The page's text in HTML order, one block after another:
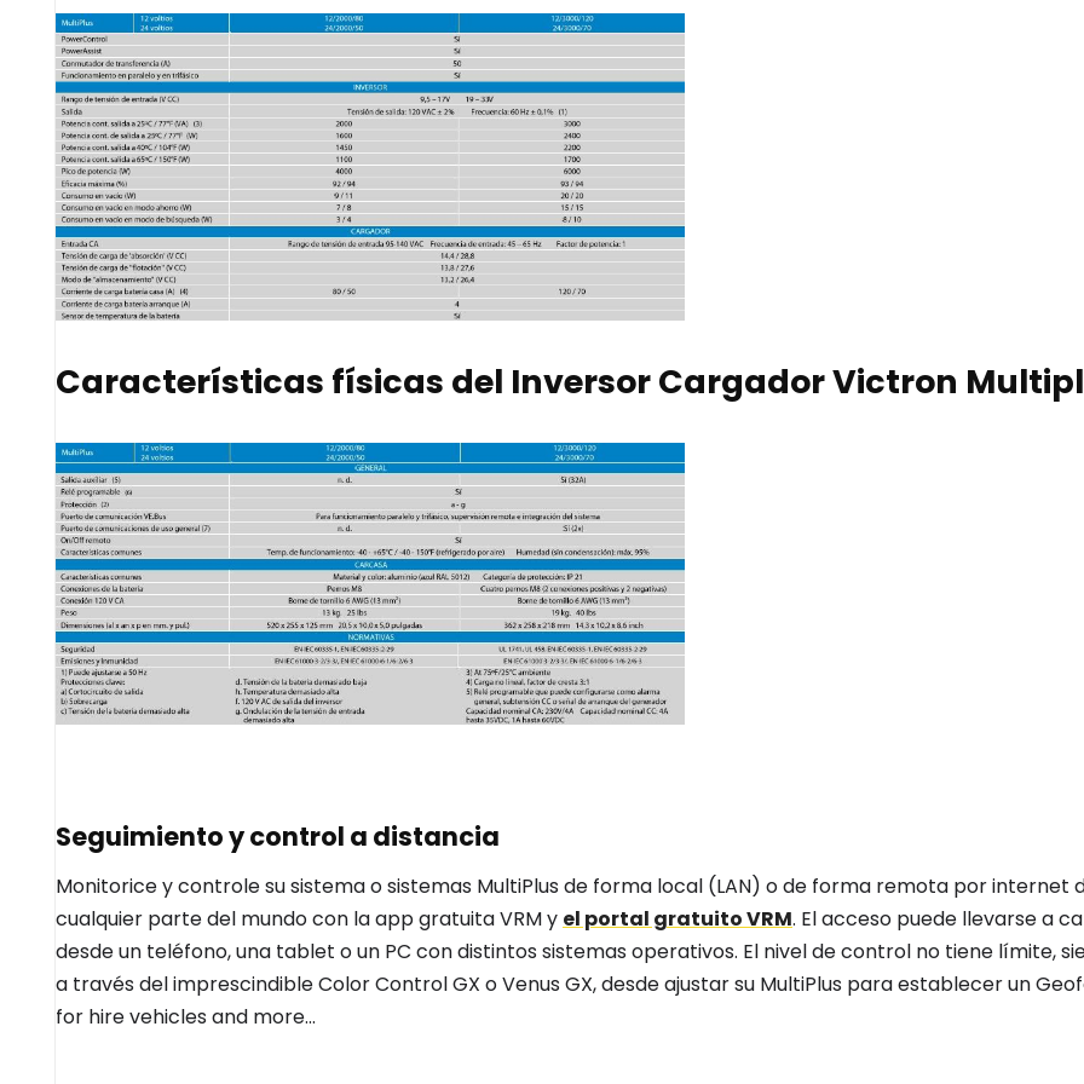
Características físicas del Inversor Cargador Victron
Seguimiento y control a distancia
Monitorice y controle su sistema o sistemas MultiPlus de forma local (LAN) o de forma remota por internet
cualquier parte del mundo con la app gratuita VRM y el portal gratuito VRM. El acceso puede llevarse a
desde un teléfono, una tablet o un PC con distintos sistemas operativos. El nivel de control no tiene límite,
a través del imprescindible Color Control GX o Venus GX, desde ajustar su MultiPlus para establecer un
for hire vehicles and more...